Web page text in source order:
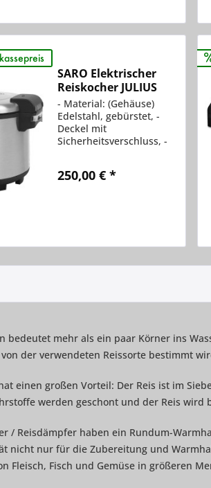
SARO Elektrischer
Reiskocher JULIUS
- Material: (Gehäuse)
Edelstahl, gebürstet, -
Deckel mit
Sicherheitsverschluss, -
entnehmbar, - Zwei
250,00 € *
bedeutet mehr als ein paar Körner ins
der verwendeten Reissorte bestimmt
einen großen Vorteil: Der Reis ist im
werden geschont und der Reis wird
/ Reisdämpfer haben ein Rundum-
nicht nur für die Zubereitung und
Fleisch, Fisch und Gemüse in größeren